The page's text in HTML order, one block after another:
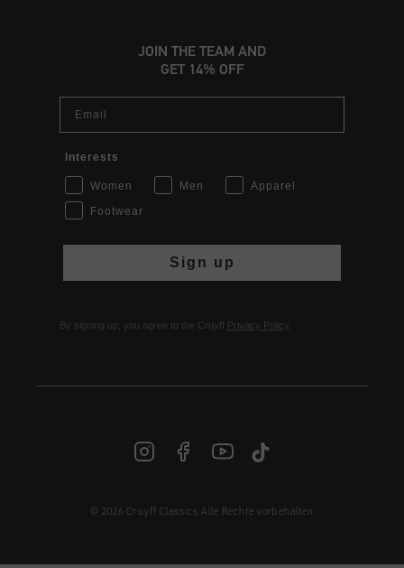
DE | € EUR
JOIN THE TEAM AND
GET 14% OFF
Interests
Women Men
Apparel
Footwear
Sign up
By signing up, you agree to the Cruyff Privacy Policy
© 2026 Cruyff Classics Alle Rechte vorbehalten